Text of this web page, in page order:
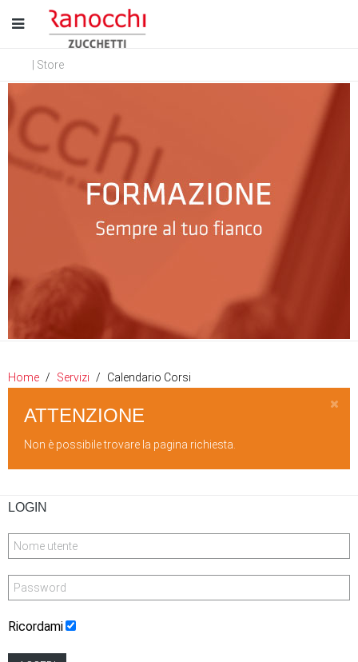
| Store
Home Servizi Calendario Corsi
ATTENZIONE
Non è possibile trovare la pagina richiesta.
LOGIN
Ricordami